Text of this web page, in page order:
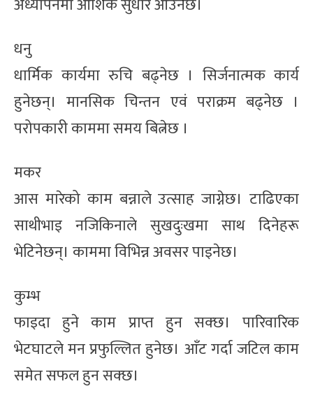
धनु
धार्मिक कार्यमा रुचि बढ्नेछ । सिर्जनात्मक कार्य
हुनेछन्। मानसिक चिन्तन एवं पराक्रम बढ्नेछ ।
परोपकारी काममा समय बित्नेछ ।
मकर
आस मारेको काम बन्नाले उत्साह जाग्नेछ। टाढिएका
साथीभाइ नजिकिनाले सुखदुःखमा साथ दिनेहरू
भेटिनेछन्। काममा विभिन्न अवसर पाइनेछ।
कुम्भ
फाइदा हुने काम प्राप्त हुन सक्छ। पारिवारिक
भेटघाटले मन प्रफुल्लित हुनेछ। आँट गर्दा जटिल काम
समेत सफल हुन सक्छ।